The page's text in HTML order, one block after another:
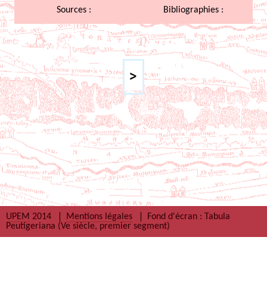
Sources : Bibliographies :
UPEM 2014 Mentions légales
Fond d'écran : Tabula
Peutigeriana (Ve siècle, premier segment)